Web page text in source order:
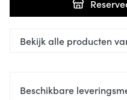
Bekijk alle producten
Beschikbare